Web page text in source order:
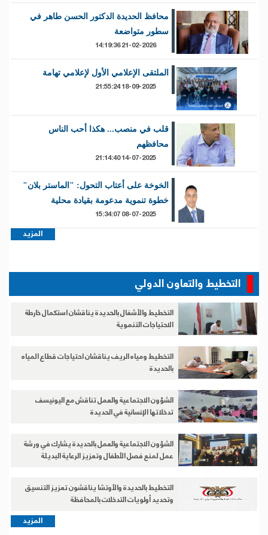
محافظ الحديدة الدكتور الحسن طاهر في
سطور متواضعة
21-02-2026 14:19:36
الملتقى الإعلامي الأول لإعلامي تهامة
قلب في منصب... هكذا أحب الناس
محافظهم
الخوخة على أعتاب التحول: "الماستر بلان"
خطوة تنموية مدعومة بقيادة محلية
المزيد
التخطيط والتعاون الدولي
التخطيط والأشغال بالحديدة يناقشان استكمال خارطة
الاحتياجات التنموية
التخطيط ومياه الريف يناقشان احتياجات قطاع المياه
بالحديدة
الشؤون الاجتماعية والعمل تناقش مع اليونيسف
تدخلاتها الإنسانية في الحديدة
الشؤون الاجتماعية والعمل بالحديدة يشارك في ورشة
عمل لمنع فصل الأطفال وتعزيز الرعاية البديلة
التخطيط بالحديدة والأوتشا يناقشون تعزيز التنسيق
وتحديد أولويات التدخلات بالمحافظة
المزيد